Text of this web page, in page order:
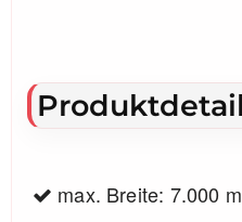
max. Breite: 7.000